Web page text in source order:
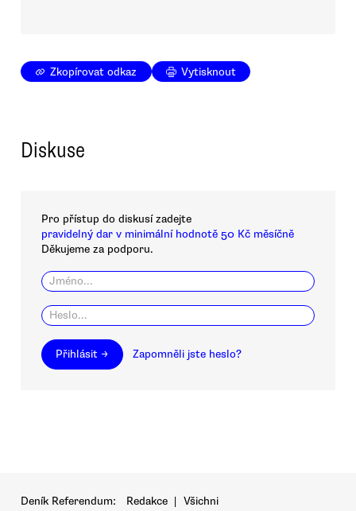
Zkopírovat odkaz Vytisknout
Diskuse
Pro přístup do diskusí zadejte
pravidelný dar v minimální hodnotě 50 Kč měsíčně
Děkujeme za podporu.
Přihlásit → Zapomněli jste heslo?
Deník Referendum: Redakce | Všichni